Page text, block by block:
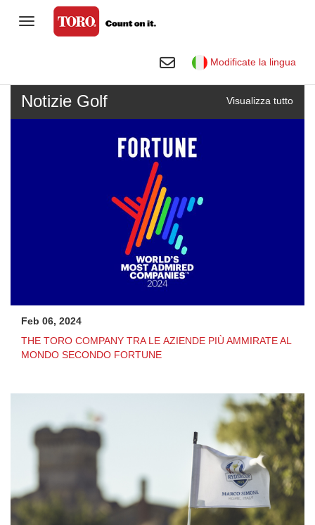
Golf
Campi sportivi e grandi aree verdi
Commutazione navigazione
Modificate la lingua
Commutazione ricerca
Notizie Golf Visualizza tutto
Feb 06, 2024
THE TORO COMPANY TRA LE AZIENDE PIÙ AMMIRATE AL
MONDO SECONDO FORTUNE